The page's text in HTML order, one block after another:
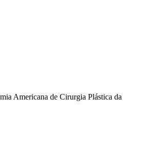
Americana de Cirurgia Plástica da